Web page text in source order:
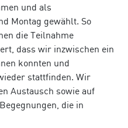
und als
Montag gewählt. So
die Teilnahme
dass wir inzwischen ein
konnten und
stattfinden. Wir
Austausch sowie auf
die in